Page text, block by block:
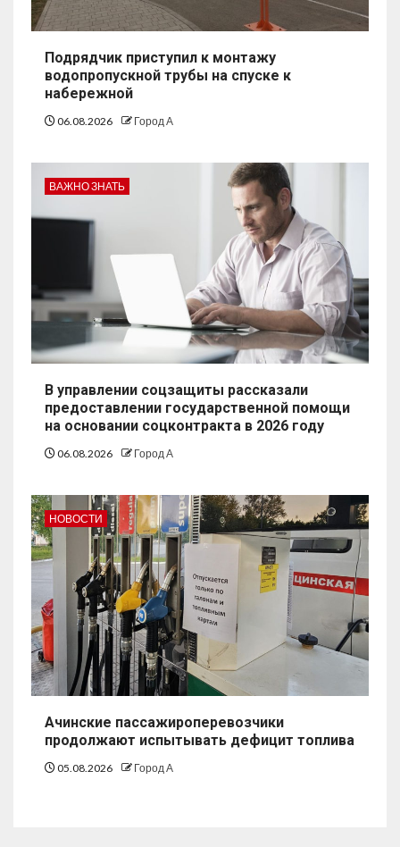
Подрядчик приступил к монтажу
водопропускной трубы на спуске к
набережной
06.08.2026 Город А
ВАЖНО ЗНАТЬ
В управлении соцзащиты рассказали
предоставлении государственной помощи
на основании соцконтракта в 2026 году
06.08.2026 Город А
НОВОСТИ
Ачинские пассажироперевозчики
продолжают испытывать дефицит топлива
05.08.2026 Город А